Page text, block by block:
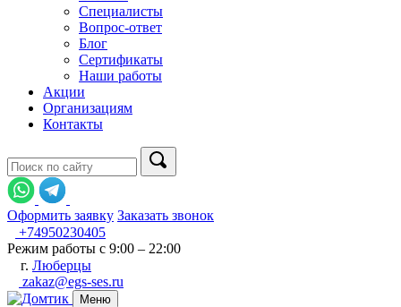
Специалисты
Вопрос-ответ
Блог
Сертификаты
Наши работы
Акции
Организациям
Контакты
Оформить заявку Заказать звонок
+74950230405
Режим работы с 9:00 – 22:00
г. Люберцы
zakaz@egs-ses.ru
Меню